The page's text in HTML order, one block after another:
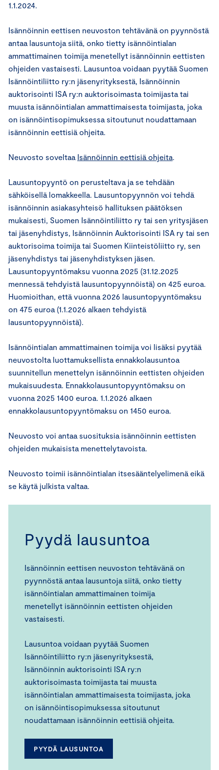
1.1.2024.
Isännöinnin eettisen neuvoston tehtävänä on pyynnöstä
antaa lausuntoja siitä, onko tietty isännöintialan
ammattimainen toimija menetellyt isännöinnin eettisten
ohjeiden vastaisesti. Lausuntoa voidaan pyytää Suomen
Isännöintiliitto ry:n jäsenyrityksestä, Isännöinnin
auktorisointi ISA ry:n auktorisoimasta toimijasta tai
muusta isännöintialan ammattimaisesta toimijasta, joka
on isännöintisopimuksessa sitoutunut noudattamaan
isännöinnin eettisiä ohjeita.
Neuvosto soveltaa Isännöinnin eettisiä ohjeita.
Lausuntopyyntö on perusteltava ja se tehdään
sähköisellä lomakkeella. Lausuntopyynnön voi tehdä
isännöinnin asiakasyhteisö hallituksen päätöksen
mukaisesti, Suomen Isännöintiliitto ry tai sen yritysjäsen
tai jäsenyhdistys, Isännöinnin Auktorisointi ISA ry tai sen
auktorisoima toimija tai Suomen Kiinteistöliitto ry, sen
jäsenyhdistys tai jäsenyhdistyksen jäsen.
Lausuntopyyntömaksu vuonna 2025 (31.12.2025
mennessä tehdyistä lausuntopyynnöistä) on 425 euroa.
Huomioithan, että vuonna 2026 lausuntopyyntömaksu
on 475 euroa (1.1.2026 alkaen tehdyistä
lausuntopyynnöistä).
Isännöintialan ammattimainen toimija voi lisäksi pyytää
neuvostolta luottamuksellista ennakkolausuntoa
suunnitellun menettelyn isännöinnin eettisten ohjeiden
mukaisuudesta. Ennakkolausuntopyyntömaksu on
vuonna 2025 1400 euroa. 1.1.2026 alkaen
ennakkolausuntopyyntömaksu on 1450 euroa.
Neuvosto voi antaa suosituksia isännöinnin eettisten
ohjeiden mukaisista menettelytavoista.
Neuvosto toimii isännöintialan itsesääntelyelimenä eikä
se käytä julkista valtaa.
Pyydä lausuntoa
Isännöinnin eettisen neuvoston tehtävänä on
pyynnöstä antaa lausuntoja siitä, onko tietty
isännöintialan ammattimainen toimija
menetellyt isännöinnin eettisten ohjeiden
vastaisesti.
Lausuntoa voidaan pyytää Suomen
Isännöintiliitto ry:n jäsenyrityksestä,
Isännöinnin auktorisointi ISA ry:n
auktorisoimasta toimijasta tai muusta
isännöintialan ammattimaisesta toimijasta, joka
on isännöintisopimuksessa sitoutunut
noudattamaan isännöinnin eettisiä ohjeita.
PYYDÄ LAUSUNTOA